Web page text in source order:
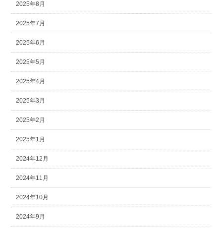
2025年8月
2025年7月
2025年6月
2025年5月
2025年4月
2025年3月
2025年2月
2025年1月
2024年12月
2024年11月
2024年10月
2024年9月